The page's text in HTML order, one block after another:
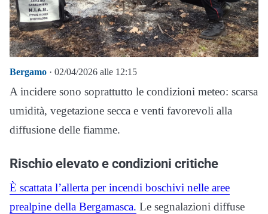
Bergamo · 02/04/2026 alle 12:15
A incidere sono soprattutto le condizioni meteo: scarsa
umidità, vegetazione secca e venti favorevoli alla
diffusione delle fiamme.
Rischio elevato e condizioni critiche
È scattata l’allerta per incendi boschivi nelle aree
prealpine della Bergamasca. Le segnalazioni diffuse